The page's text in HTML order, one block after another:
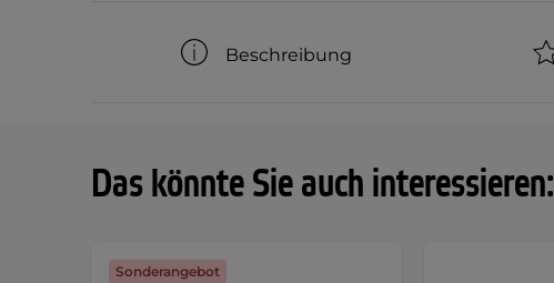
Beschreibung
Das könnte Sie auch interessieren:
Sonderangebot